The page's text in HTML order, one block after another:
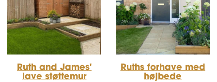
Ruth and James'
lave støttemur
Ruths forhave med
højbede